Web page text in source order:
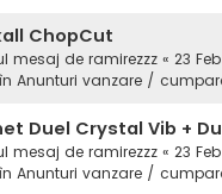
ChopCut
mesaj de ramirezzz « 23
Anunturi vanzare /
Duel Crystal Vib +
mesaj de ramirezzz « 23
Anunturi vanzare /